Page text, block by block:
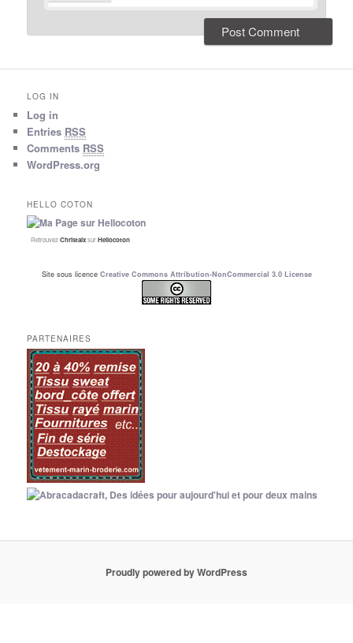
LOG IN
Log in
Entries RSS
Comments RSS
WordPress.org
HELLO COTON
RetrouvezChristalxsurHellocoton
Site sous licence Creative Commons Attribution-NonCommercial 3.0 License
PARTENAIRES
Proudly powered by WordPress